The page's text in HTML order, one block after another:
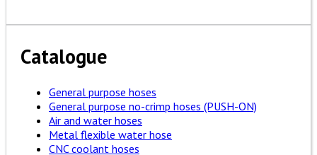
Catalogue
General purpose hoses
General purpose no-crimp hoses (PUSH-ON)
Air and water hoses
Metal flexible water hose
CNC coolant hoses